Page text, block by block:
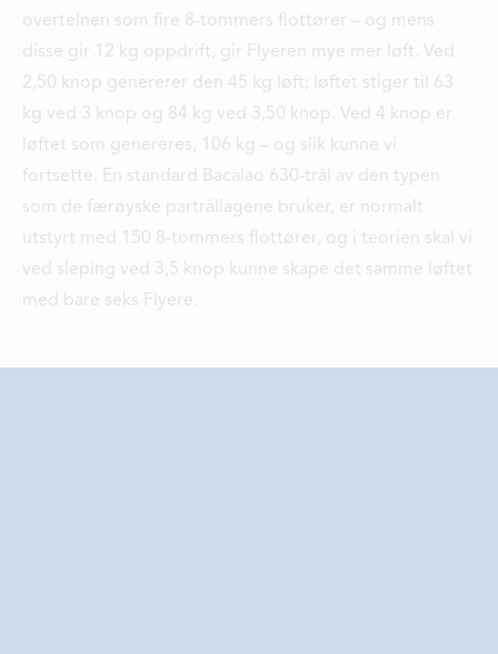
overtelnen som fire 8-tommers flottører – og mens
disse gir 12 kg oppdrift, gir Flyeren mye mer løft. Ved
2,50 knop genererer den 45 kg løft; løftet stiger til 63
kg ved 3 knop og 84 kg ved 3,50 knop. Ved 4 knop er
løftet som genereres, 106 kg – og slik kunne vi
fortsette. En standard Bacalao 630-trål av den typen
som de færøyske partrållagene bruker, er normalt
utstyrt med 150 8-tommers flottører, og i teorien skal vi
ved sleping ved 3,5 knop kunne skape det samme løftet
med bare seks Flyere.